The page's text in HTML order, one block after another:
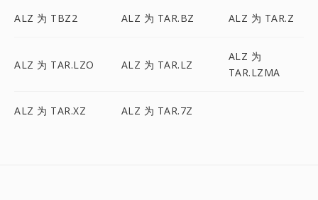
ALZ 为 TBZ2 ALZ 为 TAR.BZ ALZ 为 TAR.Z
ALZ 为 TAR.LZO ALZ 为 TAR.LZ
ALZ 为
TAR.LZMA
ALZ 为 TAR.XZ ALZ 为 TAR.7Z